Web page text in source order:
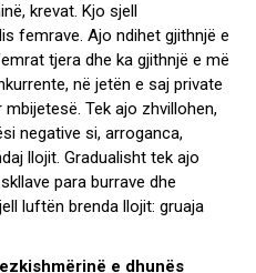
krevat. Kjo sjell
femrave. Ajo ndihet gjithnjë e
tjera dhe ka gjithnjë e më
në jetën e saj private
Tek ajo zhvillohen,
negative si, arroganca,
llojit. Gradualisht tek ajo
para burrave dhe
luftën brenda llojit: gruaja
e dhunës